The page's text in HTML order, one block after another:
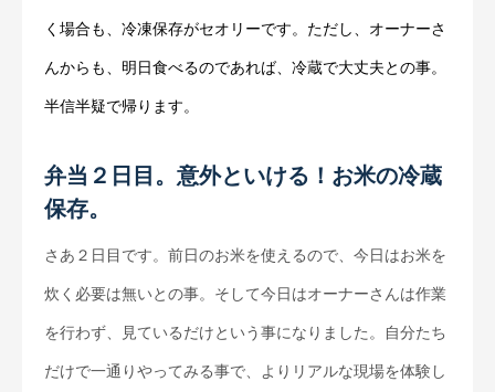
く場合も、冷凍保存がセオリーです。ただし、オーナーさ
んからも、明日食べるのであれば、冷蔵で大丈夫との事。
半信半疑で帰ります。
弁当２日目。意外といける！お米の冷蔵
保存。
さあ２日目です。前日のお米を使えるので、今日はお米を
炊く必要は無いとの事。そして今日はオーナーさんは作業
を行わず、見ているだけという事になりました。自分たち
だけで一通りやってみる事で、よりリアルな現場を体験し